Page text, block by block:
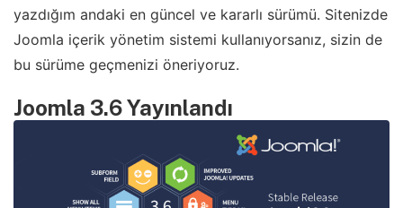
yazdığım andaki en güncel ve kararlı sürümü. Sitenizde
Joomla içerik yönetim sistemi kullanıyorsanız, sizin de
bu sürüme geçmenizi öneriyoruz.
Joomla 3.6 Yayınlandı